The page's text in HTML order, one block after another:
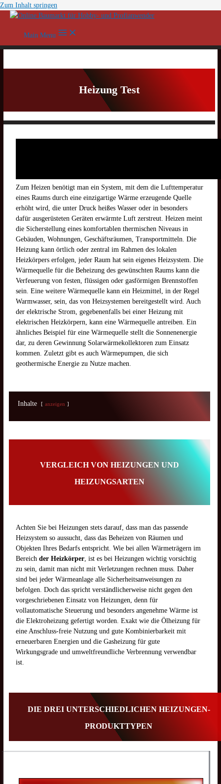
Zum Inhalt springen
Main Menu
Heizung Test
Zum Heizen benötigt man ein System, mit dem die Lufttemperatur
eines Raums durch eine einzigartige Wärme erzeugende Quelle
erhöht wird, die unter Druck heißes Wasser oder in besonders
dafür ausgerüsteten Geräten erwärmte Luft zerstreut. Heizen meint
die Sicherstellung eines komfortablen thermischen Niveaus in
Gebäuden, Wohnungen, Geschäftsräumen, Transportmitteln. Die
Heizung kann örtlich oder zentral im Rahmen des lokalen
Heizkörpers erfolgen, jeder Raum hat sein eigenes Heizsystem. Die
Wärmequelle für die Beheizung des gewünschten Raums kann die
Verfeuerung von festen, flüssigen oder gasförmigen Brennstoffen
sein. Eine weitere Wärmequelle kann ein Heizmittel, in der Regel
Warmwasser, sein, das von Heizsystemen bereitgestellt wird. Auch
der elektrische Strom, gegebenenfalls bei einer Heizung mit
elektrischen Heizkörpern, kann eine Wärmequelle antreiben. Ein
ähnliches Beispiel für eine Wärmequelle stellt die Sonnenenergie
dar, zu deren Gewinnung Solarwärmekollektoren zum Einsatz
kommen. Zuletzt gibt es auch Wärmepumpen, die sich
geothermische Energie zu Nutze machen.
Inhalte anzeigen
VERGLEICH VON HEIZUNGEN UND
HEIZUNGSARTEN
Achten Sie bei Heizungen stets darauf, dass man das passende
Heizsystem so aussucht, dass das Beheizen von Räumen und
Objekten Ihres Bedarfs entspricht. Wie bei allen Wärmeträgern im
Bereich der Heizkörper, ist es bei Heizungen wichtig vorsichtig
zu sein, damit man nicht mit Verletzungen rechnen muss. Daher
sind bei jeder Wärmeanlage alle Sicherheitsanweisungen zu
befolgen. Doch das spricht verständlicherweise nicht gegen den
vorgeschriebenen Einsatz von Heizungen, denn für
vollautomatische Steuerung und besonders angenehme Wärme ist
die Elektroheizung gefertigt worden. Exakt wie die Ölheizung für
eine Anschluss-freie Nutzung und gute Kombinierbarkeit mit
erneuerbaren Energien und die Gasheizung für gute
Wirkungsgrade und umweltfreundliche Verbrennung verwendbar
ist.
DIE DREI UNTERSCHIEDLICHEN HEIZUNGEN-
PRODUKTTYPEN